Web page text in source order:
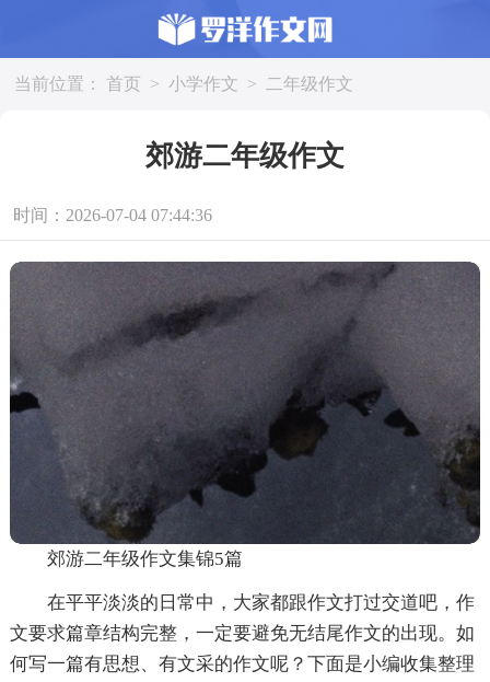
当前位置： 首页 > 小学作文 > 二年级作文
郊游二年级作文
时间：2026-07-04 07:44:36
郊游二年级作文集锦5篇
在平平淡淡的日常中，大家都跟作文打过交道吧，作
文要求篇章结构完整，一定要避免无结尾作文的出现。如
何写一篇有思想、有文采的作文呢？下面是小编收集整理